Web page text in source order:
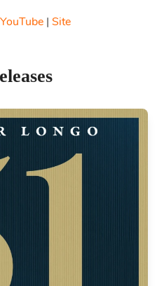
YouTube |Site